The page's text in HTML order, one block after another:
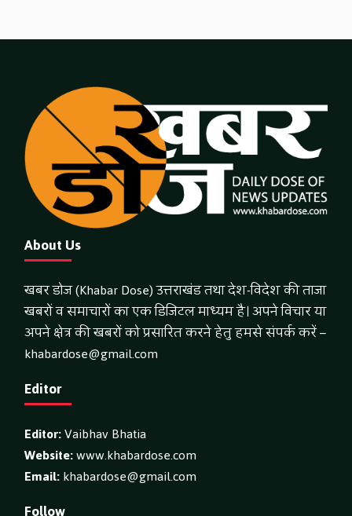
About Us
खबर डोज (Khabar Dose) उत्तराखंड तथा देश-विदेश की ताजा
खबरों व समाचारों का एक डिजिटल माध्यम है। अपने विचार या
अपने क्षेत्र की खबरों को प्रसारित करने हेतु हमसे संपर्क करें –
khabardose@gmail.com
Editor
Editor:Vaibhav Bhatia
Website:www.khabardose.com
Email:khabardose@gmail.com